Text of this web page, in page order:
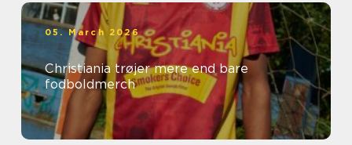
05. March 2026
Christiania trøjer mere end bare
fodboldmerch